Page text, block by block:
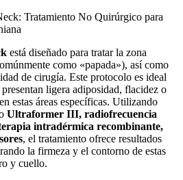
Tratamiento No Quirúrgico para
está diseñado para tratar la zona
como «papada»), así como
de cirugía. Este protocolo es ideal
ligera adiposidad, flacidez o
estas áreas específicas. Utilizando
Ultraformer III, radiofrecuencia
intradérmica recombinante,
, el tratamiento ofrece resultados
la firmeza y el contorno de estas
y cuello.